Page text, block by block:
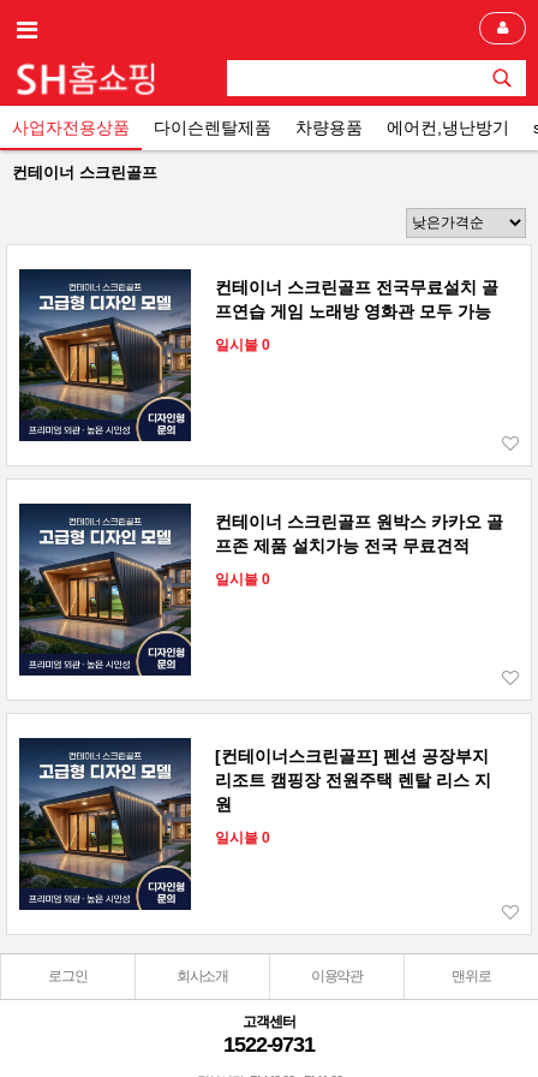
사업자전용상품 다이슨렌탈제품 차량용품 에어컨,냉난방기
컨테이너 스크린골프
컨테이너 스크린골프 전국무료설치 골
프연습 게임 노래방 영화관 모두 가능
일시불 0
컨테이너 스크린골프 원박스 카카오 골
프존 제품 설치가능 전국 무료견적
일시불 0
[컨테이너스크린골프] 펜션 공장부지
리조트 캠핑장 전원주택 렌탈 리스 지
원
일시불 0
로그인 회사소개 이용약관 맨위로
고객센터
1522-9731